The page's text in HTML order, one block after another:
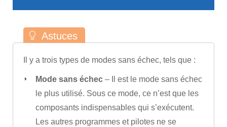
Il y a trois types de modes sans échec, tels que :
Mode sans échec – Il est le mode sans échec
le plus utilisé. Sous ce mode, ce n’est que les
composants indispensables qui s’exécutent.
Les autres programmes et pilotes ne se